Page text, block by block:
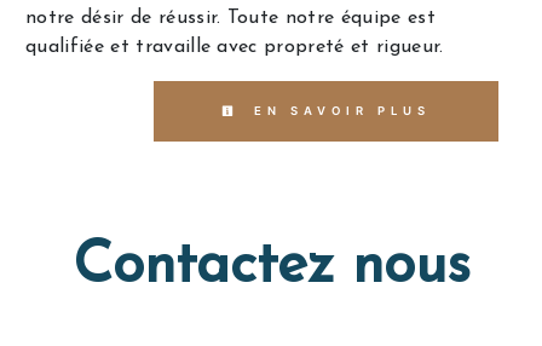
notre désir de réussir. Toute notre équipe est
qualifiée et travaille avec propreté et rigueur.
EN SAVOIR PLUS
Contactez nous